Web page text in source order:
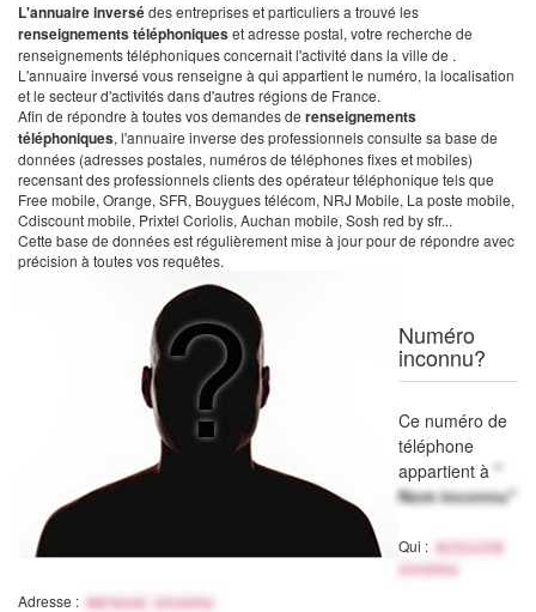
L'annuaire inversédes entreprises et particuliers a trouvé les
renseignements téléphoniqueset adresse postal, votre recherche de
renseignements téléphoniques concernait l'activité dans la ville de .
L'annuaire inversé vous renseigne à qui appartient le numéro, la localisation
et le secteur d'activités dans d'autres régions de France.
Afin de répondre à toutes vos demandes de renseignements
téléphoniques, l'annuaire inverse des professionnels consulte sa base de
données (adresses postales, numéros de téléphones fixes et mobiles)
recensant des professionnels clients des opérateur téléphonique tels que
Free mobile, Orange, SFR, Bouygues télécom, NRJ Mobile, La poste mobile,
Cdiscount mobile, Prixtel Coriolis, Auchan mobile, Sosh red by sfr...
Cette base de données est régulièrement mise à jour pour de répondre avec
précision à toutes vos requêtes.
Numéro
inconnu?
Ce numéro de
téléphone
appartient à "
Nom inconnu"
Qui :
Activité
inconnu
Adresse : Adresse inconnu